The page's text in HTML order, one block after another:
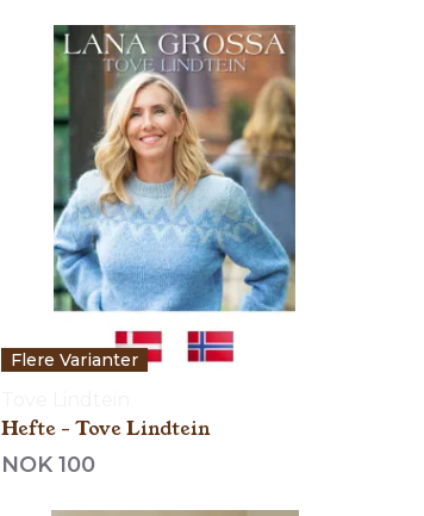
Flere Varianter
Hefte - Tove Lindtein
NOK 100